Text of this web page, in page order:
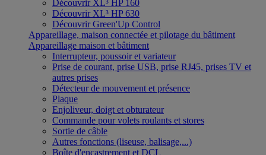
Découvrir XL³ HP 160
Découvrir XL³ HP 630
Découvrir Green'Up Control
Appareillage, maison connectée et pilotage du bâtiment
Appareillage maison et bâtiment
Interrupteur, poussoir et variateur
Prise de courant, prise USB, prise RJ45, prises TV et
autres prises
Détecteur de mouvement et présence
Plaque
Enjoliveur, doigt et obturateur
Commande pour volets roulants et stores
Sortie de câble
Autres fonctions (liseuse, balisage,...)
Boîte d'encastrement et DCL